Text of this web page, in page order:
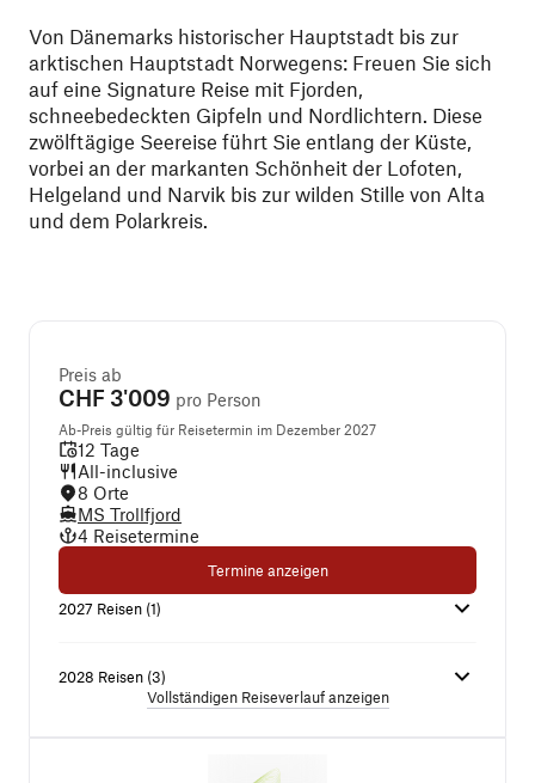
Von Dänemarks historischer Hauptstadt bis zur
arktischen Hauptstadt Norwegens: Freuen Sie sich
auf eine Signature Reise mit Fjorden,
schneebedeckten Gipfeln und Nordlichtern. Diese
zwölftägige Seereise führt Sie entlang der Küste,
vorbei an der markanten Schönheit der Lofoten,
Helgeland und Narvik bis zur wilden Stille von Alta
und dem Polarkreis.
Preis ab
CHF 3'009 pro Person
Ab-Preis gültig für Reisetermin im Dezember 2027
12 Tage
All-inclusive
8 Orte
MS Trollfjord
4 Reisetermine
Termine anzeigen
2027 Reisen (1)
2028 Reisen (3)
Vollständigen Reiseverlauf anzeigen